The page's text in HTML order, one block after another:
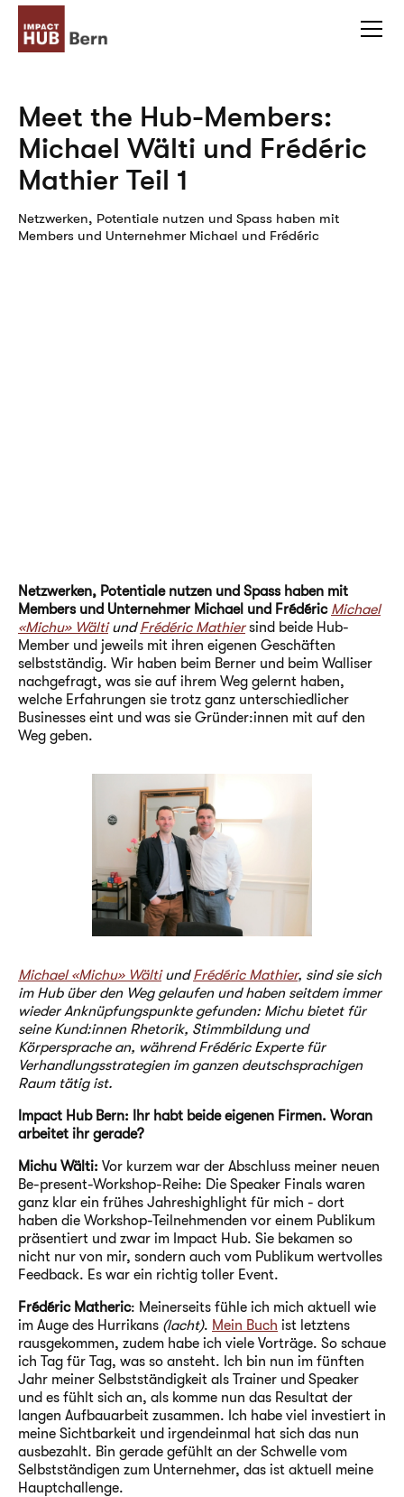
Meet the Hub-Members:
Michael Wälti und Frédéric
Mathier Teil 1
Netzwerken, Potentiale nutzen und Spass haben mit
Members und Unternehmer Michael und Frédéric
Netzwerken, Potentiale nutzen und Spass haben mit
Members und Unternehmer Michael und Frédéric Michael
«Michu» WältiundFrédéric Mathiersind beide Hub-
Member und jeweils mit ihren eigenen Geschäften
selbstständig. Wir haben beim Berner und beim Walliser
nachgefragt, was sie auf ihrem Weg gelernt haben,
welche Erfahrungen sie trotz ganz unterschiedlicher
Businesses eint und was sie Gründer:innen mit auf den
Weg geben.
Michael «Michu» WältiundFrédéric Mathier, sind sie sich
im Hub über den Weg gelaufen und haben seitdem immer
wieder Anknüpfungspunkte gefunden: Michu bietet für
seine Kund:innen Rhetorik, Stimmbildung und
Körpersprache an, während Frédéric Experte für
Verhandlungsstrategien im ganzen deutschsprachigen
Raum tätig ist.
Impact Hub Bern: Ihr habt beide eigenen Firmen. Woran
arbeitet ihr gerade?
Michu Wälti: Vor kurzem war der Abschluss meiner neuen
Be-present-Workshop-Reihe: Die Speaker Finals waren
ganz klar ein frühes Jahreshighlight für mich - dort
haben die Workshop-Teilnehmenden vor einem Publikum
präsentiert und zwar im Impact Hub. Sie bekamen so
nicht nur von mir, sondern auch vom Publikum wertvolles
Feedback. Es war ein richtig toller Event.
Frédéric Matheric: Meinerseits fühle ich mich aktuell wie
im Auge des Hurrikans (lacht). Mein Buch ist letztens
rausgekommen, zudem habe ich viele Vorträge. So schaue
ich Tag für Tag, was so ansteht. Ich bin nun im fünften
Jahr meiner Selbstständigkeit als Trainer und Speaker
und es fühlt sich an, als komme nun das Resultat der
langen Aufbauarbeit zusammen. Ich habe viel investiert in
meine Sichtbarkeit und irgendeinmal hat sich das nun
ausbezahlt. Bin gerade gefühlt an der Schwelle vom
Selbstständigen zum Unternehmer, das ist aktuell meine
Hauptchallenge.